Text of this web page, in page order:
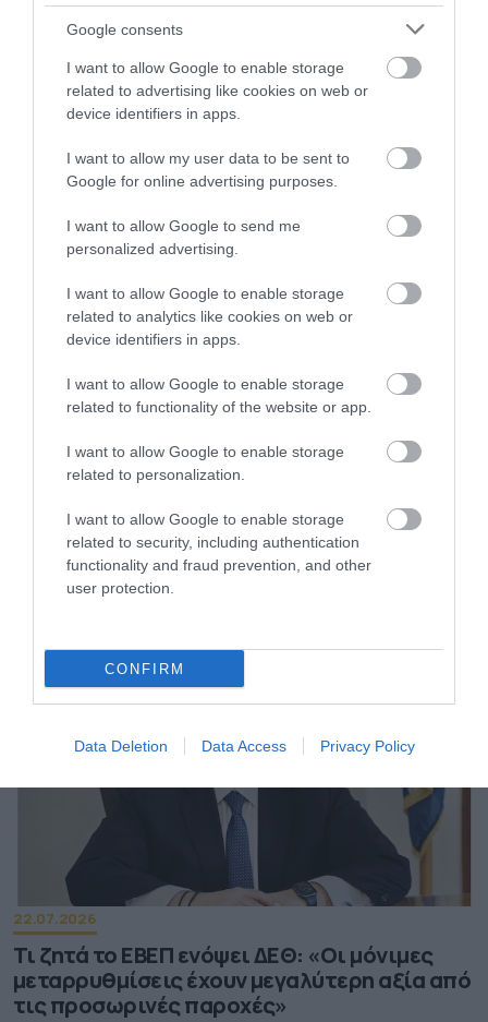
Google consents
I want to allow Google to enable storage
related to advertising like cookies on web or
device identifiers in apps.
I want to allow my user data to be sent to
Google for online advertising purposes.
I want to allow Google to send me
personalized advertising.
I want to allow Google to enable storage
related to analytics like cookies on web or
device identifiers in apps.
I want to allow Google to enable storage
related to functionality of the website or app.
I want to allow Google to enable storage
related to personalization.
I want to allow Google to enable storage
related to security, including authentication
functionality and fraud prevention, and other
user protection.
CONFIRM
Data Deletion Data Access Privacy Policy
30.07.2026
ευρώ το 2025
27.07.2026
Στοά Αρσακείου: Ποια καταστήματα
εστίασης άνοιξαν τις πόρτες τους
22.07.2026
Τι ζητά το ΕΒΕΠ ενόψει ΔΕΘ: «Οι μόνιμες
μεταρρυθμίσεις έχουν μεγαλύτερη αξία από
τις προσωρινές παροχές»